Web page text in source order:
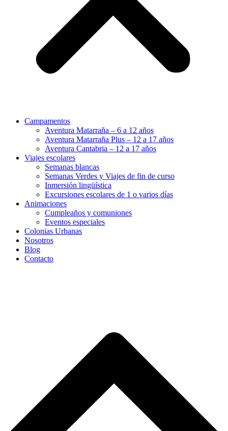
Campamentos
Aventura Matarraña – 6 a 12 años
Aventura Matarraña Plus – 12 a 17 años
Aventura Cantabria – 12 a 17 años
Viajes escolares
Semanas blancas
Semanas Verdes y Viajes de fin de curso
Inmersión lingüística
Excursiones escolares de 1 o varios días
Animaciones
Cumpleaños y comuniones
Eventos especiales
Colonias Urbanas
Nosotros
Blog
Contacto